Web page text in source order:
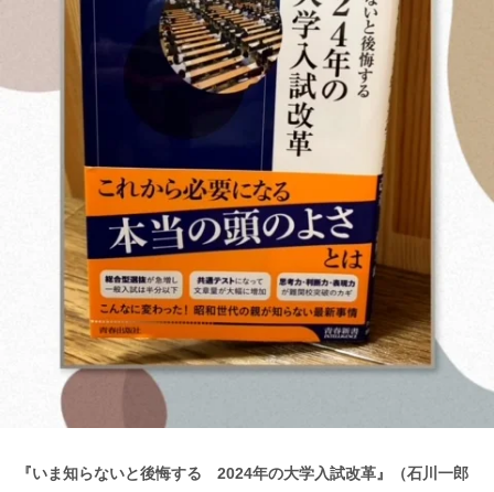
『いま知らないと後悔する 2024年の大学入試改革』 （石川一郎